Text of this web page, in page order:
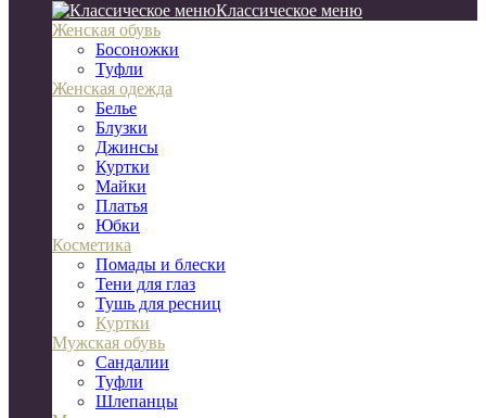
Классическое меню
Женская обувь
Босоножки
Туфли
Женская одежда
Белье
Блузки
Джинсы
Куртки
Майки
Платья
Юбки
Косметика
Помады и блески
Тени для глаз
Тушь для ресниц
Куртки
Мужская обувь
Сандалии
Туфли
Шлепанцы